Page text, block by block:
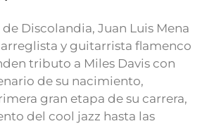
Discolandia, Juan Luis Mena
y guitarrista flamenco
tributo a Miles Davis con
de su nacimiento,
gran etapa de su carrera,
del cool jazz hasta las